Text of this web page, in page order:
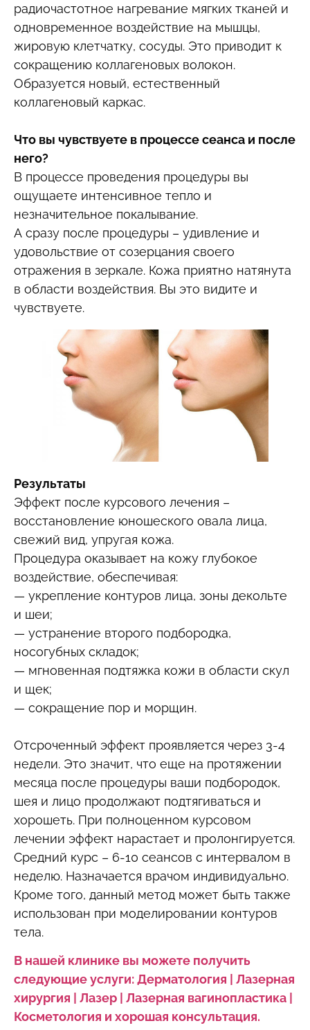
радиочастотное нагревание мягких тканей и
одновременное воздействие на мышцы,
жировую клетчатку, сосуды. Это приводит к
сокращению коллагеновых волокон.
Образуется новый, естественный
коллагеновый каркас.
Что вы чувствуете в процессе сеанса и после
него?
В процессе проведения процедуры вы
ощущаете интенсивное тепло и
незначительное покалывание.
А сразу после процедуры – удивление и
удовольствие от созерцания своего
отражения в зеркале. Кожа приятно натянута
в области воздействия. Вы это видите и
чувствуете.
Результаты
Эффект после курсового лечения –
восстановление юношеского овала лица,
свежий вид, упругая кожа.
Процедура оказывает на кожу глубокое
воздействие, обеспечивая:
— укрепление контуров лица, зоны декольте
и шеи;
— устранение второго подбородка,
носогубных складок;
— мгновенная подтяжка кожи в области скул
и щек;
— сокращение пор и морщин.
Отсроченный эффект проявляется через 3-4
недели. Это значит, что еще на протяжении
месяца после процедуры ваши подбородок,
шея и лицо продолжают подтягиваться и
хорошеть. При полноценном курсовом
лечении эффект нарастает и пролонгируется.
Средний курс – 6-10 сеансов с интервалом в
неделю. Назначается врачом индивидуально.
Кроме того, данный метод может быть также
использован при моделировании контуров
тела.
В нашей клинике вы можете получить
следующие услуги: Дерматология | Лазерная
хирургия | Лазер | Лазерная вагинопластика |
Косметология и хорошая консультация.